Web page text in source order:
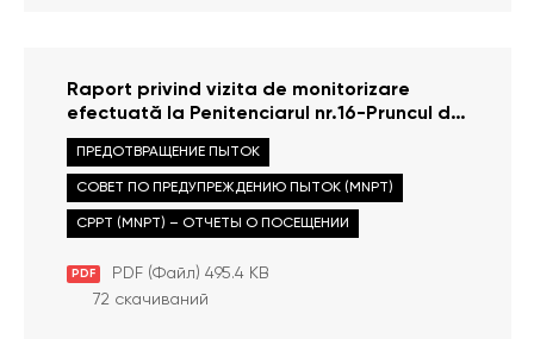
Raport privind vizita de monitorizare
efectuată la Penitenciarul nr.16-Pruncul din
cadrul Administrației Naționale a
Penitenciarelor la 22 februarie 2022
PDF PDF (Файл) 495.4 KB
ПРЕДОТВРАЩЕНИЕ ПЫТОК
СОВЕТ ПО ПРЕДУПРЕЖДЕНИЮ ПЫТОК (MNPT)
CPPT (MNPT) – ОТЧЕТЫ О ПОСЕЩЕНИИ
72 скачиваний